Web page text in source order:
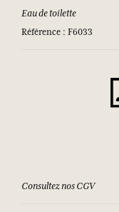
Eau de toilette
Référence : F6033
Consultez nos CGV